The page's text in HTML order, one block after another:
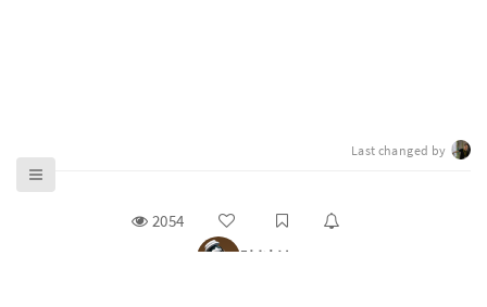
Last changed by
陳以婕
2054